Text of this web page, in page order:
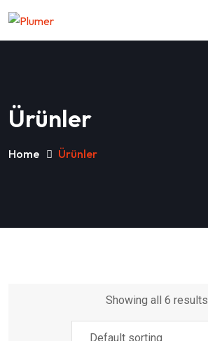
Ürünler
Home Ürünler
Showing all 6 results